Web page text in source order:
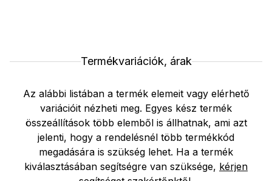
Termékvariációk, árak
Az alábbi listában a termék elemeit vagy elérhető
variációit nézheti meg. Egyes kész termék
összeállítások több elemből is állhatnak, ami azt
jelenti, hogy a rendelésnél több termékkód
megadására is szükség lehet. Ha a termék
kiválasztásában segítségre van szüksége, kérjen